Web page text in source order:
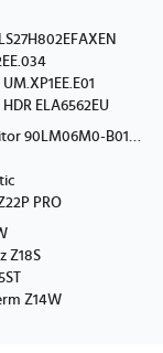
ELA6562EU
ASUS ProArt PA279CDV 26,5" Profesjonell monitor 90LM06M0-B01K71
PRO
Z18S
Z14W